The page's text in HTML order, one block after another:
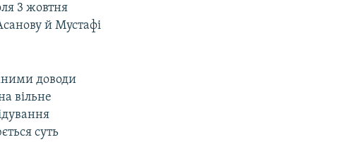
3 жовтня
й Мустафі
доводи
вільне
суть